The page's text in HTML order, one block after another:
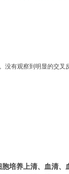
没有观察到明显的交叉
培养上清、血清、